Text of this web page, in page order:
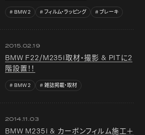
BMW 2 フィルム・ラッピング ブレーキ
2015.02.19
BMW F22/M235i取材・撮影 & PITに2
階設置！！
BMW 2 雑誌掲載・取材
2014.11.03
BMW M235i & カーボンフィルム施工＋